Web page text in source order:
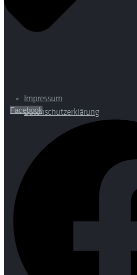
Impressum
Datenschutzerklärung
Facebook